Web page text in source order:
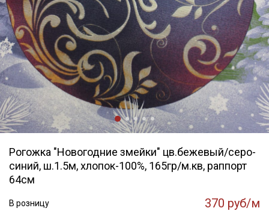
Рогожка "Новогодние змейки" цв.бежевый/серо-
синий, ш.1.5м, хлопок-100%, 165гр/м.кв, раппорт
64см
В розницу 370 руб/м